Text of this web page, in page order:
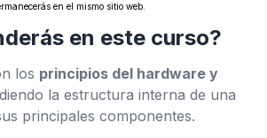
en el mismo sitio web.
en este curso?
los principios del hardware y
la estructura interna de una
principales componentes.